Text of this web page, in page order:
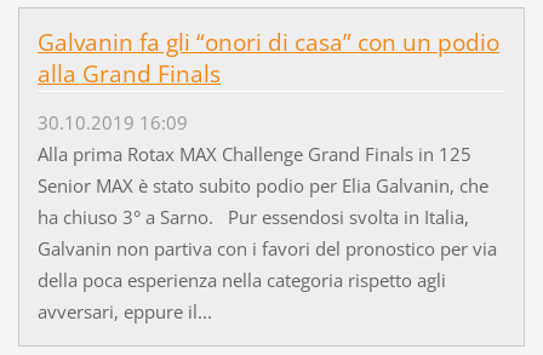
Galvanin fa gli “onori di casa” con un podio
alla Grand Finals
30.10.2019 16:09
Alla prima Rotax MAX Challenge Grand Finals in 125
Senior MAX è stato subito podio per Elia Galvanin, che
ha chiuso 3° a Sarno. Pur essendosi svolta in Italia,
Galvanin non partiva con i favori del pronostico per via
della poca esperienza nella categoria rispetto agli
avversari, eppure il...